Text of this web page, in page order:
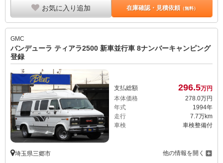
お気に入り追加 在庫確認・見積依頼（無料）
GMC
バンデューラ ティアラ2500 新車並行車 8ナンバーキャンピング
登録
支払総額 296.5万円
本体価格
278. 0万円
年式
1994年
走行
7.7万km
車検
車検整備付
埼玉県三郷市 他の情報を開く